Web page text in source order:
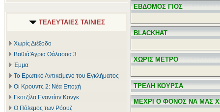
ΤΕΛΕΥΤΑΙΕΣ ΤΑΙΝΙΕΣ
Χωρίς Διέξοδο
Βαθιά Άγρια Θάλασσα 3
Έμμα
Το Ερωτικό Αντικείμενο του Εγκλήματος
Οι Κρουντς 2: Νέα Εποχή
Γκοτζίλα Εναντίον Κονγκ
Ο Πόλεμος των Ρόουζ
ΕΒΔΟΜΟΣ ΓΙΟΣ
BLACKHAT
ΧΩΡΙΣ ΜΕΤΡΟ
ΤΡΕΛΗ ΚΟΥΡΣΑ
ΜΕΧΡΙ Ο ΦΟΝΟΣ ΝΑ ΜΑΣ